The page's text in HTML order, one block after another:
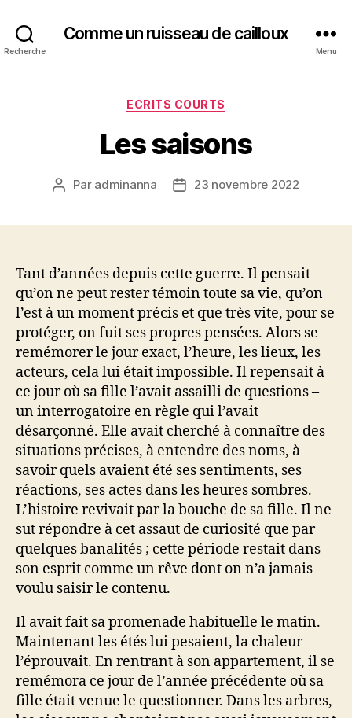
Recherche
Comme un ruisseau de cailloux
Menu
Catégories
ECRITS COURTS
Les saisons
Auteur
Par adminanna
Date23 novembre 2022
Tant d’années depuis cette guerre. Il pensait
qu’on ne peut rester témoin toute sa vie, qu’on
l’est à un moment précis et que très vite, pour se
protéger, on fuit ses propres pensées. Alors se
remémorer le jour exact, l’heure, les lieux, les
acteurs, cela lui était impossible. Il repensait à
ce jour où sa fille l’avait assailli de questions –
un interrogatoire en règle qui l’avait
désarçonné. Elle avait cherché à connaître des
situations précises, à entendre des noms, à
savoir quels avaient été ses sentiments, ses
réactions, ses actes dans les heures sombres.
L’histoire revivait par la bouche de sa fille. Il ne
sut répondre à cet assaut de curiosité que par
quelques banalités ; cette période restait dans
son esprit comme un rêve dont on n’a jamais
voulu saisir le contenu.
Il avait fait sa promenade habituelle le matin.
Maintenant les étés lui pesaient, la chaleur
l’éprouvait. En rentrant à son appartement, il se
remémora ce jour de l’année précédente où sa
fille était venue le questionner. Dans les arbres,